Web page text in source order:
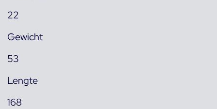
22
Gewicht
53
Lengte
168